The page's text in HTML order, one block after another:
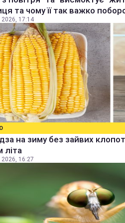
та чому її так важко
2026, 17:14
на зиму без зайвих
літа
2026, 16:27